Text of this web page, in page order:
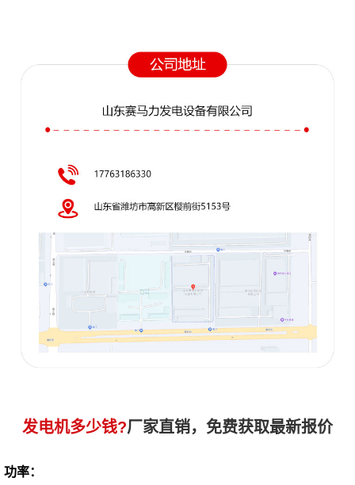
发电机多少钱?厂家直销，免费获取最新报价
功率：